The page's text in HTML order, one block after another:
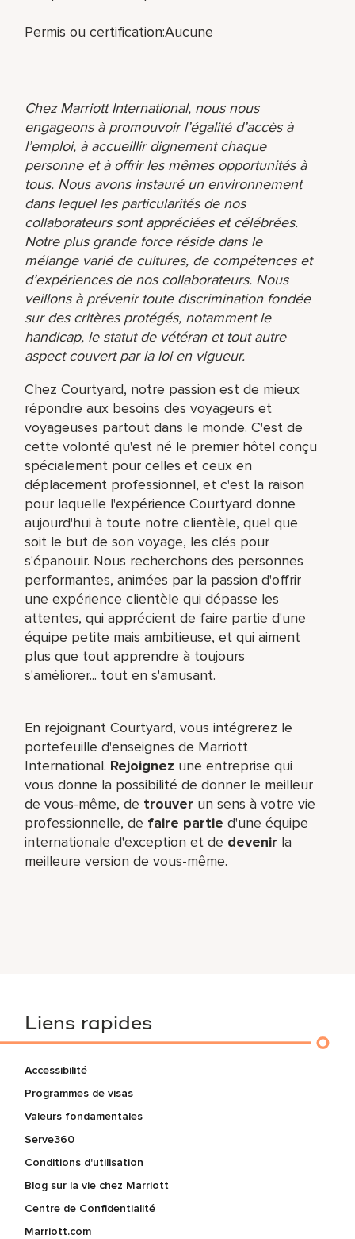
Permis ou certification:Aucune
Chez Marriott International, nous nous
engageons à promouvoir l’égalité d’accès à
l’emploi, à accueillir dignement chaque
personne et à offrir les mêmes opportunités à
tous. Nous avons instauré un environnement
dans lequel les particularités de nos
collaborateurs sont appréciées et célébrées.
Notre plus grande force réside dans le
mélange varié de cultures, de compétences et
d’expériences de nos collaborateurs. Nous
veillons à prévenir toute discrimination fondée
sur des critères protégés, notamment le
handicap, le statut de vétéran et tout autre
aspect couvert par la loi en vigueur.
Chez Courtyard, notre passion est de mieux
répondre aux besoins des voyageurs et
voyageuses partout dans le monde. C'est de
cette volonté qu'est né le premier hôtel conçu
spécialement pour celles et ceux en
déplacement professionnel, et c'est la raison
pour laquelle l'expérience Courtyard donne
aujourd'hui à toute notre clientèle, quel que
soit le but de son voyage, les clés pour
s'épanouir. Nous recherchons des personnes
performantes, animées par la passion d'offrir
une expérience clientèle qui dépasse les
attentes, qui apprécient de faire partie d'une
équipe petite mais ambitieuse, et qui aiment
plus que tout apprendre à toujours
s'améliorer... tout en s'amusant.
En rejoignant Courtyard, vous intégrerez le
portefeuille d'enseignes de Marriott
International. Rejoignez une entreprise qui
vous donne la possibilité de donner le meilleur
de vous-même,​ de trouver un sens à votre vie
professionnelle, de faire partie d'une équipe
internationale​ d'exception et de devenir la
meilleure version de vous-même.
Liens rapides
Accessibilité
Programmes de visas
Valeurs fondamentales
Serve360
Conditions d'utilisation
Blog sur la vie chez Marriott
Centre de Confidentialité
Marriott.com